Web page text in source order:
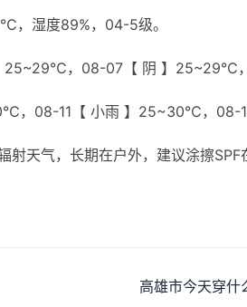
，湿度89%，04-5级。
25~29℃，08-07【 阴 】
，08-11【 小雨 】25~30℃，08-
射天气，长期在户外，建议涂擦
高雄市今天穿什